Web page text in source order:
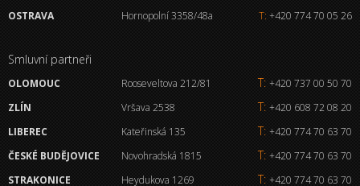
OSTRAVA
Hornopolní 3358/48a T: +420 774 70 05 26
Smluvní partneři
OLOMOUC Rooseveltova 212/81 T: +420 737 00 50 70
ZLÍN
Vršava 2538 T: +420 608 72 08 20
LIBEREC
Kateřinská 135 T: +420 774 70 63 70
ČESKÉ BUDĚJOVICE
Novohradská 1815 T: +420 774 70 63 70
STRAKONICE
Heydukova 1269 T: +420 774 70 63 70